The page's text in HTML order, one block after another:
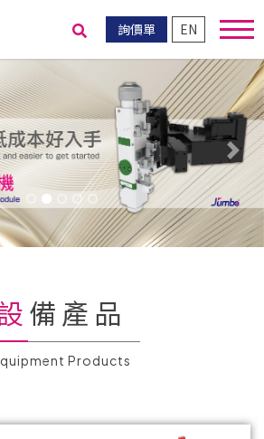
詢價單 EN
送出搜尋
Next
設備產品
Equipment Products